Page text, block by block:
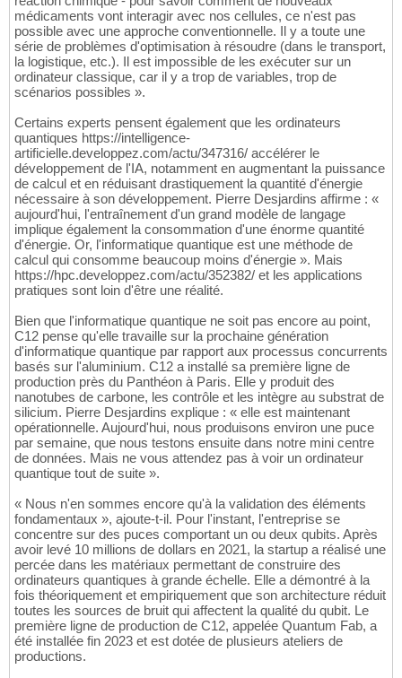
médicaments vont interagir avec nos cellules, ce n'est pas
possible avec une approche conventionnelle. Il y a toute une
série de problèmes d'optimisation à résoudre (dans le transport,
la logistique, etc.). Il est impossible de les exécuter sur un
ordinateur classique, car il y a trop de variables, trop de
scénarios possibles ».
Certains experts pensent également que les ordinateurs
quantiques https://intelligence-
artificielle.developpez.com/actu/347316/ accélérer le
développement de l'IA, notamment en augmentant la puissance
de calcul et en réduisant drastiquement la quantité d'énergie
nécessaire à son développement. Pierre Desjardins affirme : «
aujourd'hui, l'entraînement d'un grand modèle de langage
implique également la consommation d'une énorme quantité
d'énergie. Or, l'informatique quantique est une méthode de
calcul qui consomme beaucoup moins d'énergie ». Mais
https://hpc.developpez.com/actu/352382/ et les applications
pratiques sont loin d'être une réalité.
Bien que l'informatique quantique ne soit pas encore au point,
C12 pense qu'elle travaille sur la prochaine génération
d'informatique quantique par rapport aux processus concurrents
basés sur l'aluminium. C12 a installé sa première ligne de
production près du Panthéon à Paris. Elle y produit des
nanotubes de carbone, les contrôle et les intègre au substrat de
silicium. Pierre Desjardins explique : « elle est maintenant
opérationnelle. Aujourd'hui, nous produisons environ une puce
par semaine, que nous testons ensuite dans notre mini centre
de données. Mais ne vous attendez pas à voir un ordinateur
quantique tout de suite ».
« Nous n'en sommes encore qu'à la validation des éléments
fondamentaux », ajoute-t-il. Pour l'instant, l'entreprise se
concentre sur des puces comportant un ou deux qubits. Après
avoir levé 10 millions de dollars en 2021, la startup a réalisé une
percée dans les matériaux permettant de construire des
ordinateurs quantiques à grande échelle. Elle a démontré à la
fois théoriquement et empiriquement que son architecture réduit
toutes les sources de bruit qui affectent la qualité du qubit. Le
première ligne de production de C12, appelée Quantum Fab, a
été installée fin 2023 et est dotée de plusieurs ateliers de
productions.